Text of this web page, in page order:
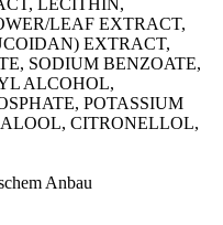
LEAF EXTRACT,
EXTRACT,
SODIUM BENZOATE,
ALCOHOL,
POTASSIUM
CITRONELLOL,
Anbau